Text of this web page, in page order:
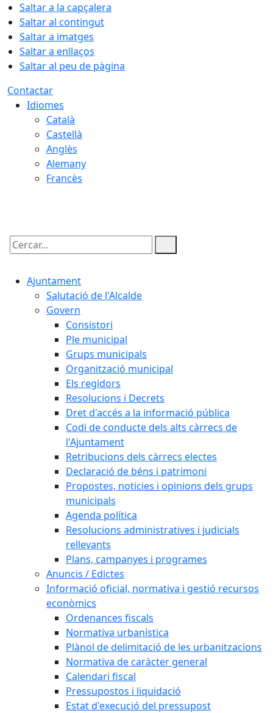
Saltar a la capçalera
Saltar al contingut
Saltar a imatges
Saltar a enllaços
Saltar al peu de pàgina
Contactar
Idiomes
Català
Castellà
Anglès
Alemany
Francès
Cercar:
Ajuntament
Salutació de l'Alcalde
Govern
Consistori
Ple municipal
Grups municipals
Organització municipal
Els regidors
Resolucions i Decrets
Dret d'accés a la informació pública
Codi de conducte dels alts càrrecs de
l'Ajuntament
Retribucions dels càrrecs electes
Declaració de béns i patrimoni
Propostes, noticies i opinions dels grups
municipals
Agenda política
Resolucions administratives i judicials
rellevants
Plans, campanyes i programes
Anuncis / Edictes
Informació oficial, normativa i gestió recursos
econòmics
Ordenances fiscals
Normativa urbanística
Plànol de delimitació de les urbanitzacions
Normativa de caràcter general
Calendari fiscal
Pressupostos i liquidació
Estat d'execució del pressupost